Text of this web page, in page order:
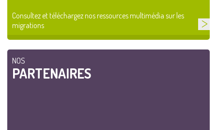
Consultez et téléchargez nos ressources multimédia sur les
migrations
NOS
PARTENAIRES